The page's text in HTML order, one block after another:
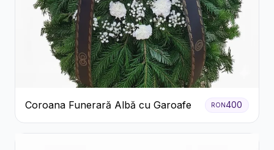
Coroana Funerară Albă cu Garoafe RON400